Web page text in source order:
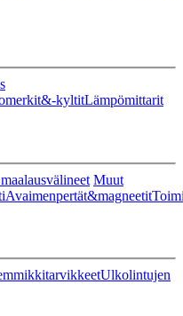
kyltitLämpömittarit
Muut
Avaimenpertät&magneetit
Ulkolintujen